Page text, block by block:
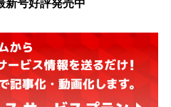
新号好評発売中